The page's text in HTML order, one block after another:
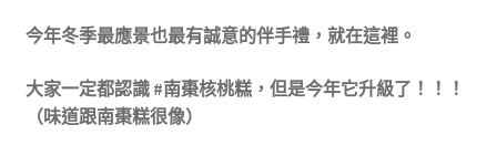
今年冬季最應景也最有誠意的伴手禮，就在這裡。
大家一定都認識 #南棗核桃糕，但是今年它升級了！！！
（味道跟南棗糕很像）